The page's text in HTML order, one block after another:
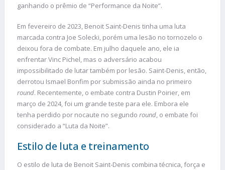
ganhando o prêmio de “Performance da Noite”.
Em fevereiro de 2023, Benoit Saint-Denis tinha uma luta
marcada contra Joe Solecki, porém uma lesão no tornozelo o
deixou fora de combate. Em julho daquele ano, ele ia
enfrentar Vinc Pichel, mas o adversário acabou
impossibilitado de lutar também por lesão. Saint-Denis, então,
derrotou Ismael Bonfim por submissão ainda no primeiro
round. Recentemente, o embate contra Dustin Poirier, em
março de 2024, foi um grande teste para ele. Embora ele
tenha perdido por nocaute no segundo round, o embate foi
considerado a “Luta da Noite”.
Estilo de luta e treinamento
O estilo de luta de Benoit Saint-Denis combina técnica, força e